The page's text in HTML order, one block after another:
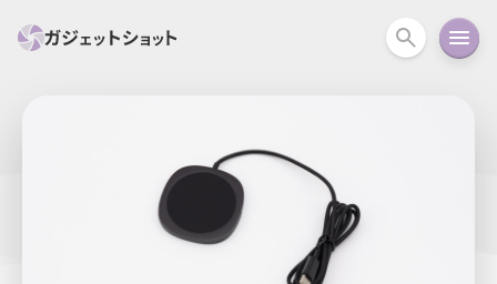
スマホ
スマートホーム アクションカメラ